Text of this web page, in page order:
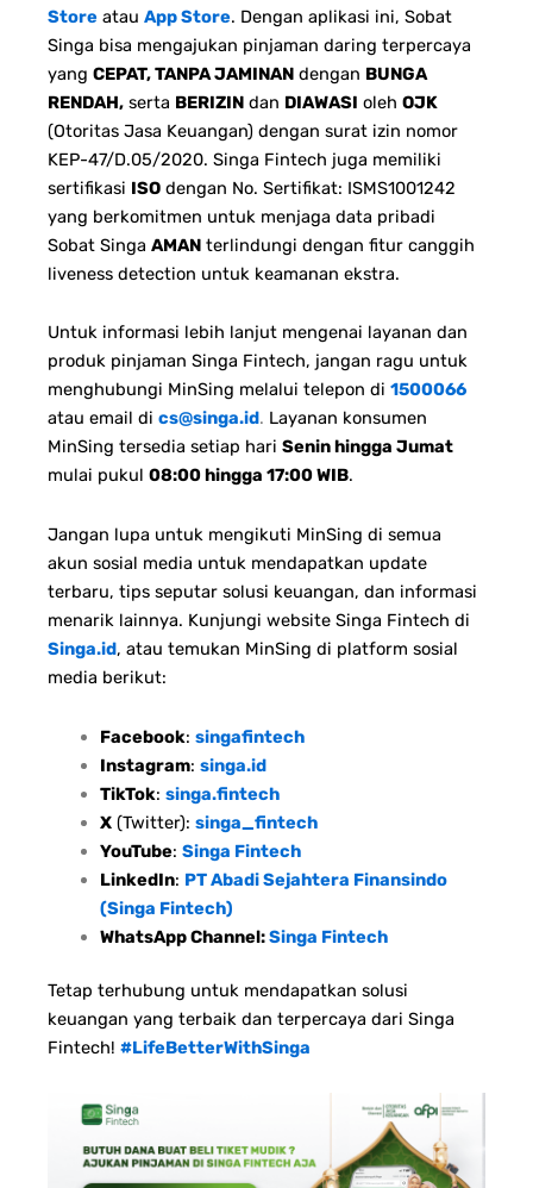
Store atau App Store. Dengan aplikasi ini, Sobat
Singa bisa mengajukan pinjaman daring terpercaya
yang CEPAT, TANPA JAMINAN dengan BUNGA
RENDAH, serta BERIZIN dan DIAWASI oleh OJK
(Otoritas Jasa Keuangan) dengan surat izin nomor
KEP-47/D.05/2020. Singa Fintech juga memiliki
sertifikasi ISO dengan No. Sertifikat: ISMS1001242
yang berkomitmen untuk menjaga data pribadi
Sobat Singa AMAN terlindungi dengan fitur canggih
liveness detection untuk keamanan ekstra.
Untuk informasi lebih lanjut mengenai layanan dan
produk pinjaman Singa Fintech, jangan ragu untuk
menghubungi MinSing melalui telepon di 1500066
atau email di cs@singa.id. Layanan konsumen
MinSing tersedia setiap hari Senin hingga Jumat
mulai pukul 08:00 hingga 17:00 WIB.
Jangan lupa untuk mengikuti MinSing di semua
akun sosial media untuk mendapatkan update
terbaru, tips seputar solusi keuangan, dan informasi
menarik lainnya. Kunjungi website Singa Fintech di
Singa.id, atau temukan MinSing di platform sosial
media berikut:
Facebook: singafintech
Instagram: singa.id
TikTok: singa.fintech
X(Twitter): singa_fintech
YouTube: Singa Fintech
LinkedIn: PT Abadi Sejahtera Finansindo
(Singa Fintech)
WhatsApp Channel:Singa Fintech
Tetap terhubung untuk mendapatkan solusi
keuangan yang terbaik dan terpercaya dari Singa
Fintech! #LifeBetterWithSinga